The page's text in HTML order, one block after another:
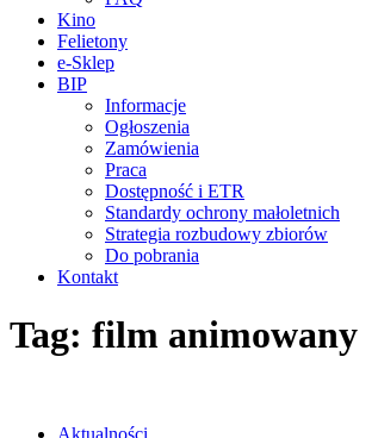
Kino
Felietony
e-Sklep
BIP
Informacje
Ogłoszenia
Zamówienia
Praca
Dostępność i ETR
Standardy ochrony małoletnich
Strategia rozbudowy zbiorów
Do pobrania
Kontakt
Tag: film animowany
Aktualności